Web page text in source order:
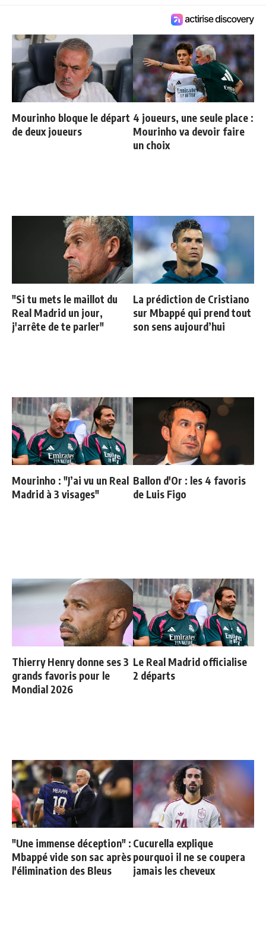
Mourinho bloque le départ
de deux joueurs
4 joueurs, une seule place :
Mourinho va devoir faire
un choix
"Si tu mets le maillot du
Real Madrid un jour,
j'arrête de te parler"
La prédiction de Cristiano
sur Mbappé qui prend tout
son sens aujourd’hui
Mourinho : "J’ai vu un Real
Madrid à 3 visages"
Ballon d'Or : les 4 favoris
de Luis Figo
Thierry Henry donne ses 3
grands favoris pour le
Mondial 2026
Le Real Madrid officialise
2 départs
"Une immense déception" :
Mbappé vide son sac après
l'élimination des Bleus
Cucurella explique
pourquoi il ne se coupera
jamais les cheveux